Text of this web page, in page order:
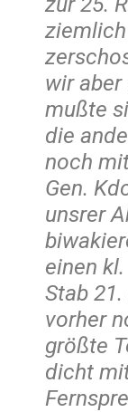
wir aber
mußte
die
noch
Gen.
unsrer
einen
Stab
vorher
größte
dicht